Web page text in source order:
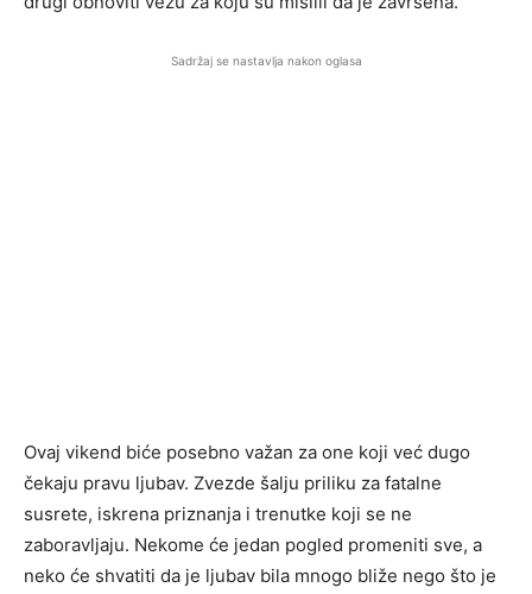
Sadržaj se nastavlja nakon oglasa
Ovaj vikend biće posebno važan za one koji već dugo
čekaju pravu ljubav. Zvezde šalju priliku za fatalne
susrete, iskrena priznanja i trenutke koji se ne
zaboravljaju. Nekome će jedan pogled promeniti sve, a
neko će shvatiti da je ljubav bila mnogo bliže nego što je